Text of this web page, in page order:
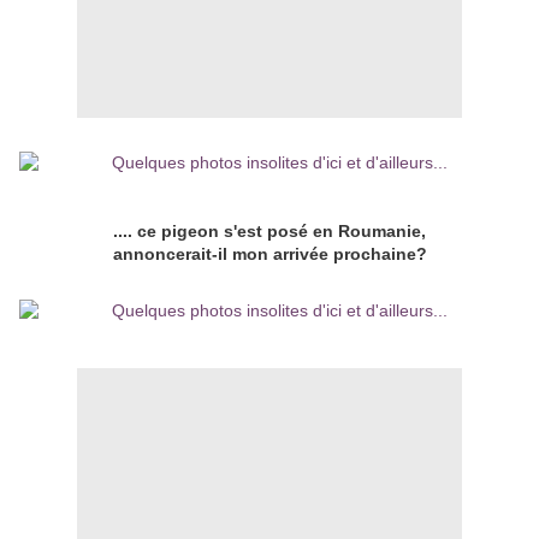
.... ce pigeon s'est posé en Roumanie,
annoncerait-il mon arrivée prochaine?